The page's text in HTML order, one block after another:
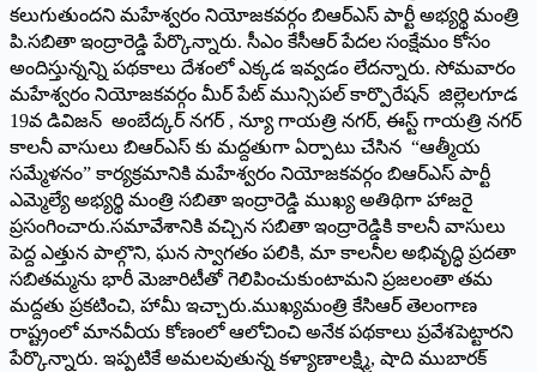
కలుగుతుందని మహేశ్వరం నియోజకవర్గం బిఆర్ఎస్ పార్టీ అభ్యర్థి మంత్రి
పి.సబితా ఇంద్రారెడ్డి పేర్కొన్నారు. సీఎం కేసీఆర్ పేదల సంక్షేమం కోసం
అందిస్తున్నన్ని పథకాలు దేశంలో ఎక్కడ ఇవ్వడం లేదన్నారు. సోమవారం
మహేశ్వరం నియోజకవర్గం మీర్ పేట్ మున్సిపల్ కార్పొరేషన్ జిల్లెలగూడ
19వ డివిజన్ అంబేద్కర్ నగర్ , న్యూ గాయత్రి నగర్, ఈస్ట్ గాయత్రి నగర్
కాలనీ వాసులు బిఆర్ఎస్ కు మద్దతుగా ఏర్పాటు చేసిన “ఆత్మీయ
సమ్మేళనం” కార్యక్రమానికి మహేశ్వరం నియోజకవర్గం బిఆర్ఎస్ పార్టీ
ఎమ్మెల్యే అభ్యర్థి మంత్రి సబితా ఇంద్రారెడ్డి ముఖ్య అతిథిగా హాజరై
ప్రసంగించారు.సమావేశానికి వచ్చిన సబితా ఇంద్రారెడ్డికి కాలనీ వాసులు
పెద్ద ఎత్తున పాల్గొని, ఘన స్వాగతం పలికి, మా కాలనీల అభివృద్ధి ప్రదతా
సబితమ్మను భారీ మెజారిటీతో గెలిపించుకుంటామని ప్రజలంతా తమ
మద్దతు ప్రకటించి, హామీ ఇచ్చారు.ముఖ్యమంత్రి కేసిఆర్ తెలంగాణ
రాష్ట్రంలో మానవీయ కోణంలో ఆలోచించి అనేక పథకాలు ప్రవేశపెట్టారని
పేర్కొన్నారు. ఇప్పటికే అమలవుతున్న కళ్యాణాలక్ష్మి, షాది ముబారక్